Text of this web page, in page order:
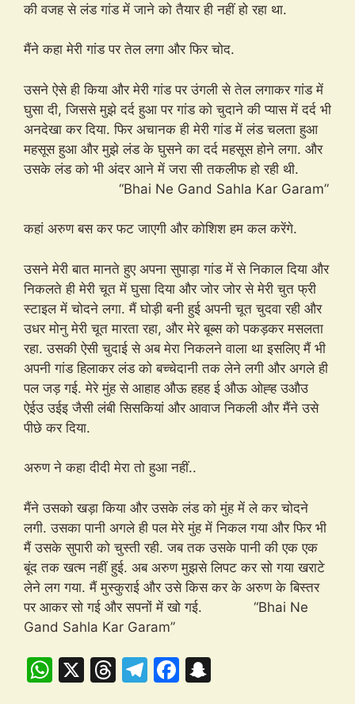
की वजह से लंड गांड में जाने को तैयार ही नहीं हो रहा था.
मैंने कहा मेरी गांड पर तेल लगा और फिर चोद.
उसने ऐसे ही किया और मेरी गांड पर उंगली से तेल लगाकर गांड में
घुसा दी, जिससे मुझे दर्द हुआ पर गांड को चुदाने की प्यास में दर्द भी
अनदेखा कर दिया. फिर अचानक ही मेरी गांड में लंड चलता हुआ
महसूस हुआ और मुझे लंड के घुसने का दर्द महसूस होने लगा. और
उसके लंड को भी अंदर आने में जरा सी तकलीफ हो रही थी.
“Bhai Ne Gand Sahla Kar Garam”
कहां अरुण बस कर फट जाएगी और कोशिश हम कल करेंगे.
उसने मेरी बात मानते हुए अपना सुपाड़ा गांड में से निकाल दिया और
निकलते ही मेरी चूत में घुसा दिया और जोर जोर से मेरी चुत फ्री
स्टाइल में चोदने लगा. मैं घोड़ी बनी हुई अपनी चूत चुदवा रही और
उधर मोनु मेरी चूत मारता रहा, और मेरे बूब्स को पकड़कर मसलता
रहा. उसकी ऐसी चुदाई से अब मेरा निकलने वाला था इसलिए मैं भी
अपनी गांड हिलाकर लंड को बच्चेदानी तक लेने लगी और अगले ही
पल जड़ गई. मेरे मुंह से आहाह औऊ हहह ई औऊ ओह्ह उऔउ
ऐईउ उईइ जैसी लंबी सिसकियां और आवाज निकली और मैंने उसे
पीछे कर दिया.
अरुण ने कहा दीदी मेरा तो हुआ नहीं..
मैंने उसको खड़ा किया और उसके लंड को मुंह में ले कर चोदने
लगी. उसका पानी अगले ही पल मेरे मुंह में निकल गया और फिर भी
मैं उसके सुपारी को चुस्ती रही. जब तक उसके पानी की एक एक
बूंद तक खत्म नहीं हुई. अब अरुण मुझसे लिपट कर सो गया खराटे
लेने लग गया. मैं मुस्कुराई और उसे किस कर के अरुण के बिस्तर
पर आकर सो गई और सपनों में खो गई. “Bhai Ne
Gand Sahla Kar Garam”
W X
T
T
F